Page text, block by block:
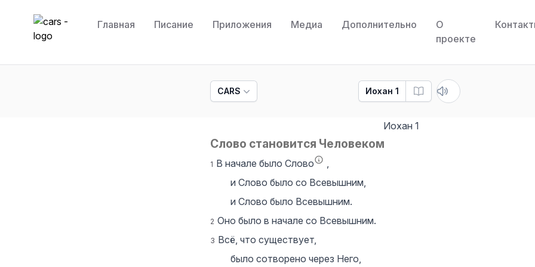
cars
Главная Писание Приложения Медиа Дополнительно
О
проекте
CARS Иохан 1
Иохан 1
Слово становится Человеком
1 В начале было Слово
,
и Слово было со Всевышним,
и Слово было Всевышним.
2 Оно было в начале со Всевышним.
3 Всё, что существует,
было сотворено через Него,